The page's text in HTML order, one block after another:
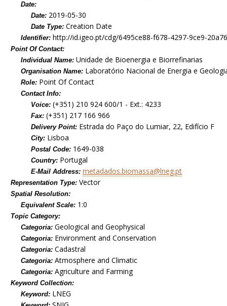
Date:
Date: 2019-05-30
Date Type:Creation Date
Identifier: http://id.igeo.pt/cdg/6495ce88-f678-4297-9ce9-
Point Of Contact:
Individual Name:Unidade de Bioenergia e Biorrefinarias
Organisation Name: Laboratório Nacional de Energia e
Role: Point Of Contact
Contact Info:
Voice:(+351) 210 924 600/1 - Ext.: 4233
Fax:(+351) 217 166 966
Delivery Point: Estrada do Paço do Lumiar, 22, Edifício F
City: Lisboa
Postal Code: 1649-038
Country: Portugal
E-Mail Address:metadados.biomassa@lneg.pt
Representation Type:Vector
Spatial Resolution:
Equivalent Scale: 1:0
Topic Category:
Categoria:Geological and Geophysical
Categoria: Environment and Conservation
Categoria:Cadastral
Categoria:Atmosphere and Climatic
Categoria:Agriculture and Farming
Keyword Collection:
Keyword: LNEG